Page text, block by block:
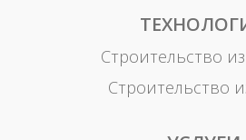
Строительство
Строительство